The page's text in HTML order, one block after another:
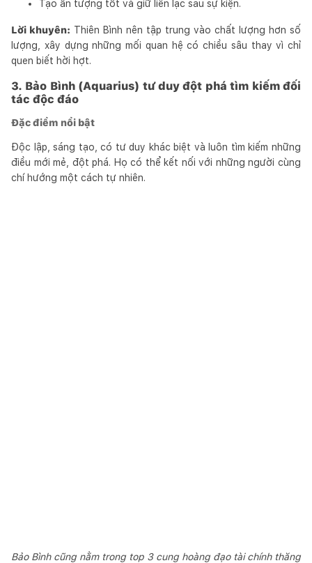
Tạo ấn tượng tốt và giữ liên lạc sau sự kiện.
Lời khuyên: Thiên Bình nên tập trung vào chất lượng hơn số
lượng, xây dựng những mối quan hệ có chiều sâu thay vì chỉ
quen biết hời hợt.
3. Bảo Bình (Aquarius) tư duy đột phá tìm kiếm đối
tác độc đáo
Đặc điểm nổi bật
Độc lập, sáng tạo, có tư duy khác biệt và luôn tìm kiếm những
điều mới mẻ, đột phá. Họ có thể kết nối với những người cùng
chí hướng một cách tự nhiên.
Bảo Bình cũng nằm trong top 3 cung hoàng đạo tài chính thăng